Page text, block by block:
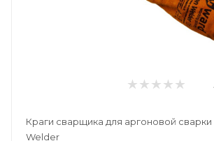
Краги сварщика для аргоновой
Welder